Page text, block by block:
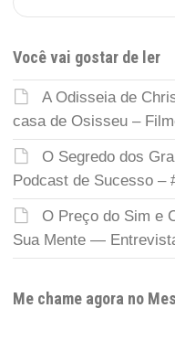
Você vai gostar de ler
A Odisseia de
casa de Osisseu –
O Segredo dos
Podcast de Sucesso –
O Preço do Sim e
Sua Mente —
Me chame agora no